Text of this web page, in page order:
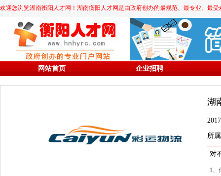
欢迎您浏览湖南衡阳人才网！湖南衡阳人才网是由政府创办的最规范、最专业、最
网站首页 企业招聘
湖
所
对
1、